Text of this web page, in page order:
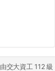
由交大資工 112 級